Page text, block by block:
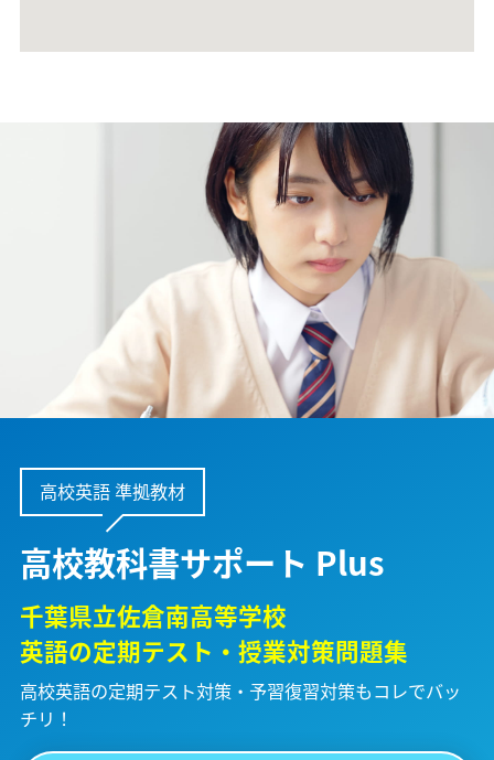
高校英語 準拠教材
高校教科書サポート Plus
千葉県立佐倉南高等学校
英語の定期テスト・授業対策問題集
高校英語の定期テスト対策・予習復習対策もコレでバッ
チリ！